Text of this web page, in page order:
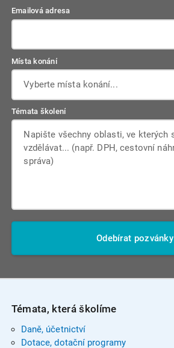
Emailová adresa
Místa konání
Vyberte místa konání...
Témata školení
Odebírat pozvánky
Témata, která školíme
Daně, účetnictví
Dotace, dotační programy